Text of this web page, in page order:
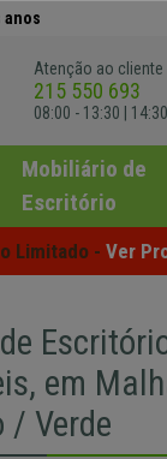
anos
Atenção ao cliente
215 550 693
08:00 - 13:30 |
Mobiliário de
Escritório
Limitado - Ver
em
/ Verde